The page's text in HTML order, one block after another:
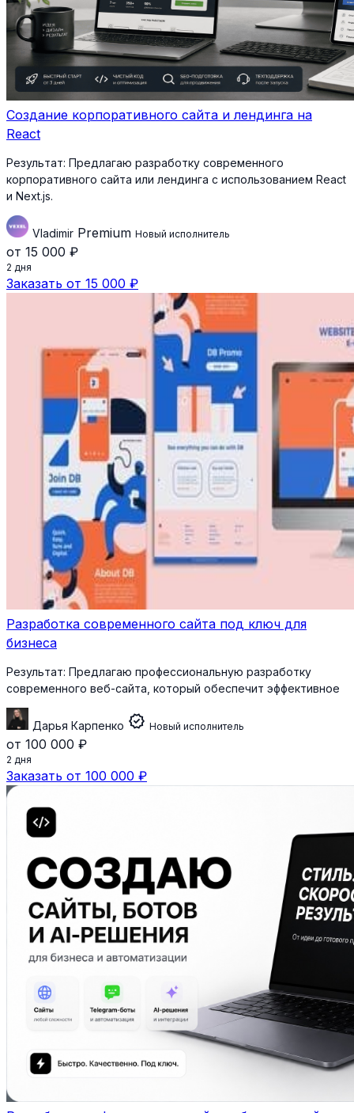
Создание корпоративного сайта и лендинга на
React
Результат: Предлагаю разработку современного
корпоративного сайта или лендинга с использованием React
и Next.js.
Vladimir Premium Новый исполнитель
от 15 000 ₽
2 дня
Заказать от 15 000 ₽
Разработка современного сайта под ключ для
бизнеса
Результат: Предлагаю профессиональную разработку
современного веб-сайта, который обеспечит эффективное
Дарья Карпенко verified Новый исполнитель
от 100 000 ₽
2 дня
Заказать от 100 000 ₽